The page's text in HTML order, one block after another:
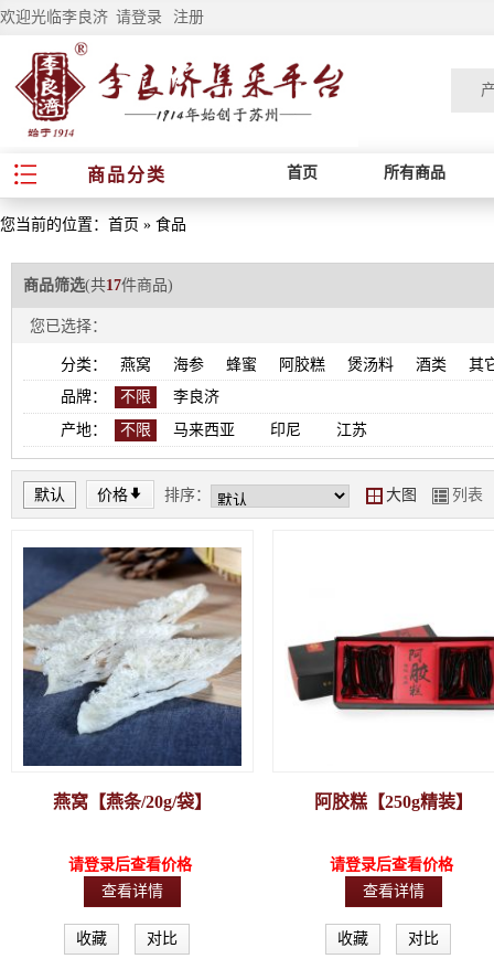
欢迎光临李良济 请登录 注册
商品分类 首页 所有商品
您当前的位置： 首页 » 食品
商品筛选(共17件商品)
您已选择：
分类： 燕窝 海参 蜂蜜 阿胶糕 煲汤料 酒类
其
品牌：
不限
李良济
产地：
不限 马来西亚 印尼 江苏
默认 价格* 排序： Y 大图 Z 列表
燕窝【燕条/20g/袋】
请登录后查看价格
查看详情
收藏 对比
阿胶糕【250g精装】
请登录后查看价格
查看详情
收藏 对比